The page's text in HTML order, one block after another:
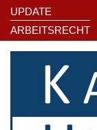
UPDATE
ARBEITSRECHT